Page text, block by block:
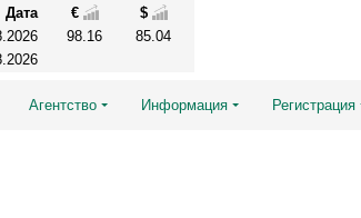
Дата €
$
98.16
85.04
Агентство Информация Регистрация